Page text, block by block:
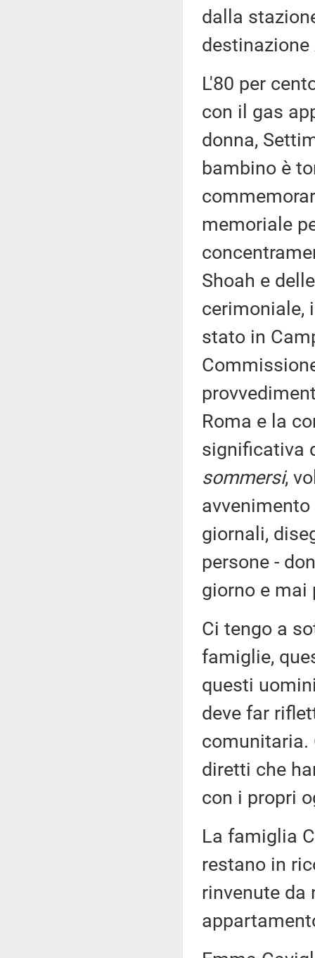
dalla
L'80 per
con il gas
donna,
bambino è
memoriale
Shoah e
cerimoniale,
stato in
Roma e la
significativa
sommersi,
giornali,
persone -
giorno e mai
Ci tengo a
famiglie,
questi
deve far
comunitaria.
diretti che
con i propri
La famiglia
restano in
rinvenute da